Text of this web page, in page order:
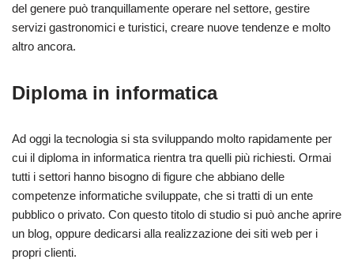
del genere può tranquillamente operare nel settore, gestire
servizi gastronomici e turistici, creare nuove tendenze e molto
altro ancora.
Diploma in informatica
Ad oggi la tecnologia si sta sviluppando molto rapidamente per
cui il diploma in informatica rientra tra quelli più richiesti. Ormai
tutti i settori hanno bisogno di figure che abbiano delle
competenze informatiche sviluppate, che si tratti di un ente
pubblico o privato. Con questo titolo di studio si può anche aprire
un blog, oppure dedicarsi alla realizzazione dei siti web per i
propri clienti.